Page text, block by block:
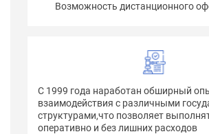
Возможность дистанционного
С 1999 года наработан обширный
взаимодействия с различными
структурами,что позволяет
оперативно и без лишних расходов